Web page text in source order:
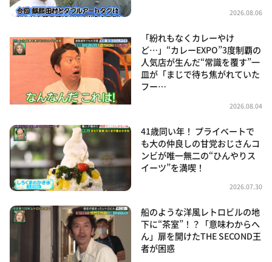
2026.08.06
「紛れもなくカレーやけ
ど…」“カレーEXPO”3度制覇の
人気店が生んだ“常識を覆す”一
皿が「まじで待ち焦がれていた
フー…
2026.08.04
41歳同い年！ プライベートで
も大の仲良しの甘党おじさんコ
ンビが唯一無二の“ひんやりス
イーツ”を満喫！
2026.07.30
船のような洋風レトロビルの地
下に“茶室”！？「意味わからへ
ん」扉を開けたTHE SECOND王
者が困惑